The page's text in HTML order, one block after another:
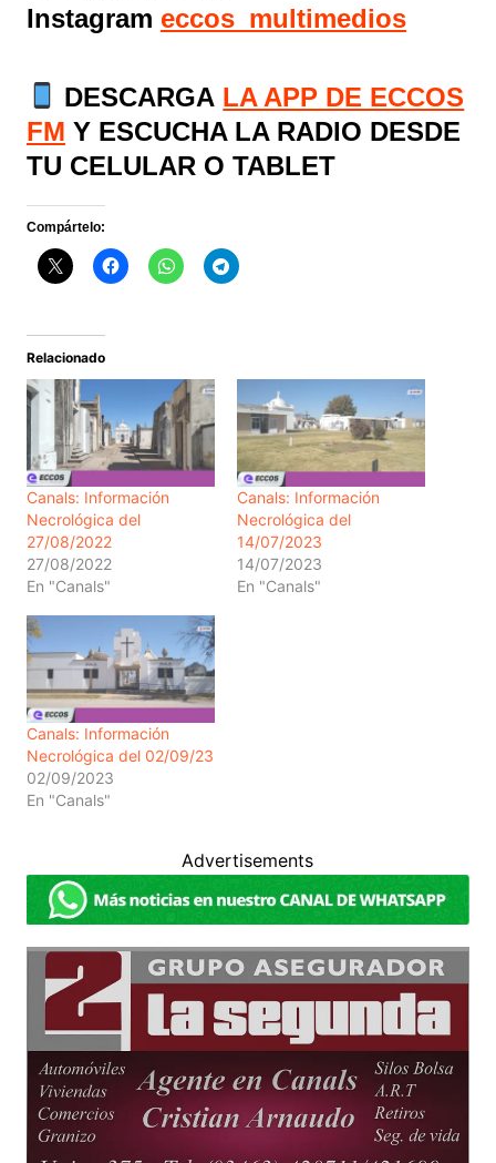
Instagram eccos_multimedios
DESCARGA LA APP DE ECCOS
FM Y ESCUCHA LA RADIO DESDE
TU CELULAR O TABLET
Compártelo:
Relacionado
Canals: Información
Necrológica del
27/08/2022
27/08/2022
En "Canals"
Canals: Información
Necrológica del
14/07/2023
14/07/2023
En "Canals"
Canals: Información
Necrológica del 02/09/23
02/09/2023
En "Canals"
Advertisements